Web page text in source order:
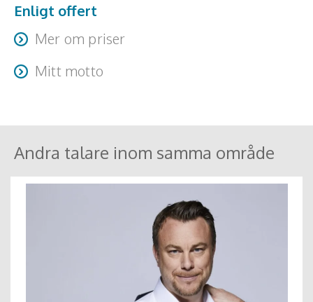
Enligt offert
Mer om priser
Resa + logi tillkommer
Mitt motto
Andra talare inom samma område